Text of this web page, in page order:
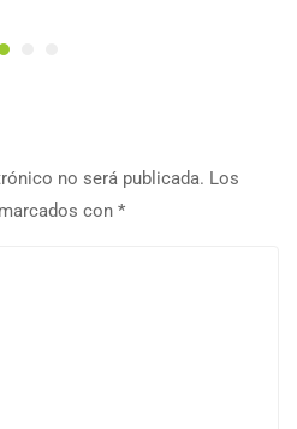
no será publicada. Los
con *